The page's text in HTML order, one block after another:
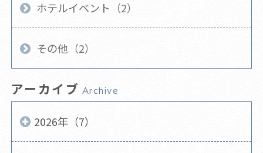
ホテルイベント（2）
その他（2）
アーカイブ Archive
2026年（7）